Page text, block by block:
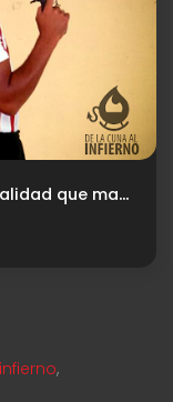
Independiente y Estudiantes: la rivalidad que marcó una época
,